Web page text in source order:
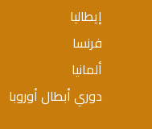
إيطاليا
فرنسا
ألمانيا
دوري أبطال أوروبا